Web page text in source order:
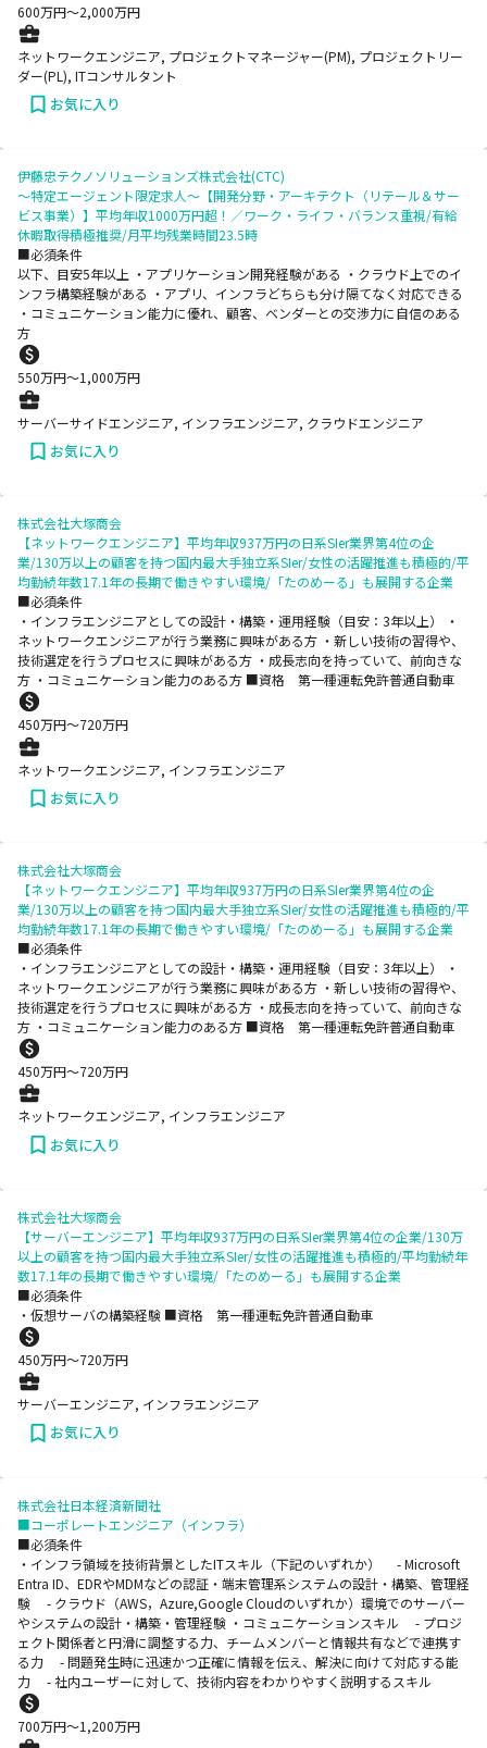
600万円〜2,000万円
ネットワークエンジニア, プロジェクトマネージャー(PM), プロジェクトリー
ダー(PL), ITコンサルタント
お気に入り
伊藤忠テクノソリューションズ株式会社(CTC)
～特定エージェント限定求人～【開発分野・アーキテクト（リテール＆サー
ビス事業）】平均年収1000万円超！／ワーク・ライフ・バランス重視/有給
休暇取得積極推奨/月平均残業時間23.5時
■必須条件
以下、目安5年以上 ・アプリケーション開発経験がある ・クラウド上でのイ
ンフラ構築経験がある ・アプリ、インフラどちらも分け隔てなく対応できる
・コミュニケーション能力に優れ、顧客、ベンダーとの交渉力に自信のある
方
550万円〜1,000万円
サーバーサイドエンジニア, インフラエンジニア, クラウドエンジニア
お気に入り
株式会社大塚商会
【ネットワークエンジニア】平均年収937万円の日系SIer業界第4位の企
業/130万以上の顧客を持つ国内最大手独立系SIer/女性の活躍推進も積極的/平
均勤続年数17.1年の長期で働きやすい環境/「たのめーる」も展開する企業
■必須条件
・インフラエンジニアとしての設計・構築・運用経験（目安：3年以上） ・
ネットワークエンジニアが行う業務に興味がある方 ・新しい技術の習得や、
技術選定を行うプロセスに興味がある方 ・成長志向を持っていて、前向きな
方 ・コミュニケーション能力のある方 ■資格 第一種運転免許普通自動車
450万円〜720万円
ネットワークエンジニア, インフラエンジニア
お気に入り
株式会社大塚商会
【ネットワークエンジニア】平均年収937万円の日系SIer業界第4位の企
業/130万以上の顧客を持つ国内最大手独立系SIer/女性の活躍推進も積極的/平
均勤続年数17.1年の長期で働きやすい環境/「たのめーる」も展開する企業
■必須条件
・インフラエンジニアとしての設計・構築・運用経験（目安：3年以上） ・
ネットワークエンジニアが行う業務に興味がある方 ・新しい技術の習得や、
技術選定を行うプロセスに興味がある方 ・成長志向を持っていて、前向きな
方 ・コミュニケーション能力のある方 ■資格 第一種運転免許普通自動車
450万円〜720万円
ネットワークエンジニア, インフラエンジニア
お気に入り
株式会社大塚商会
【サーバーエンジニア】平均年収937万円の日系SIer業界第4位の企業/130万
以上の顧客を持つ国内最大手独立系SIer/女性の活躍推進も積極的/平均勤続年
数17.1年の長期で働きやすい環境/「たのめーる」も展開する企業
■必須条件
・仮想サーバの構築経験 ■資格 第一種運転免許普通自動車
450万円〜720万円
サーバーエンジニア, インフラエンジニア
お気に入り
株式会社日本経済新聞社
■コーポレートエンジニア（インフラ）
■必須条件
・インフラ領域を技術背景としたITスキル（下記のいずれか） - Microsoft
Entra ID、EDRやMDMなどの認証・端末管理系システムの設計・構築、管理経
験 - クラウド（AWS，Azure,Google Cloudのいずれか）環境でのサーバー
やシステムの設計・構築・管理経験 ・コミュニケーションスキル - プロジ
ェクト関係者と円滑に調整する力、チームメンバーと情報共有などで連携す
る力 - 問題発生時に迅速かつ正確に情報を伝え、解決に向けて対応する能
力 - 社内ユーザーに対して、技術内容をわかりやすく説明するスキル
700万円〜1,200万円